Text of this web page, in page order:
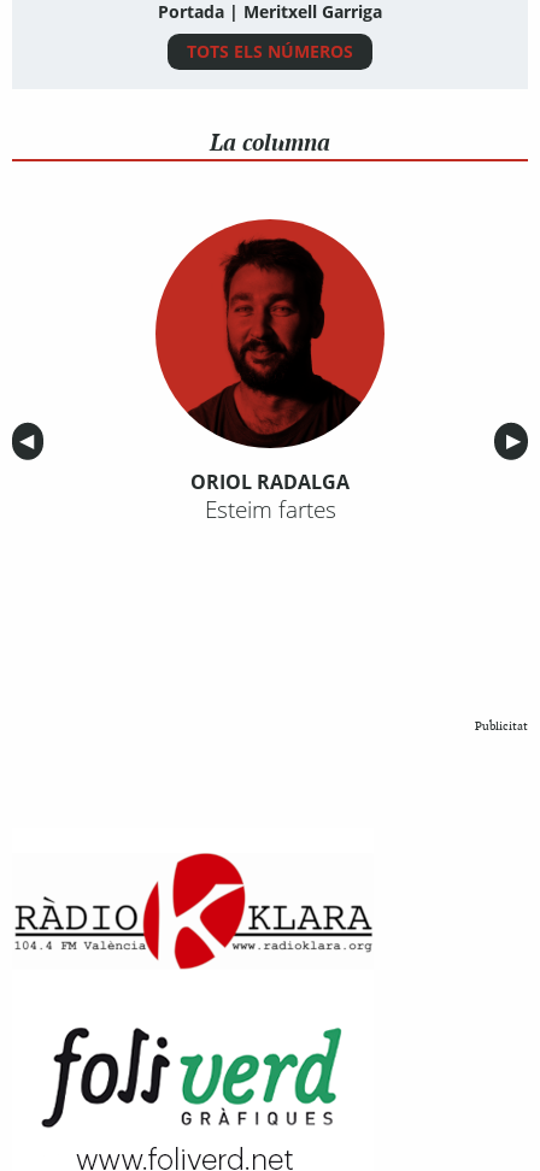
Portada | Meritxell Garriga
TOTS ELS NÚMEROS
La columna
Anterior
◀︎ ▶︎
ORIOL RADALGA
Esteim fartes
Publicitat